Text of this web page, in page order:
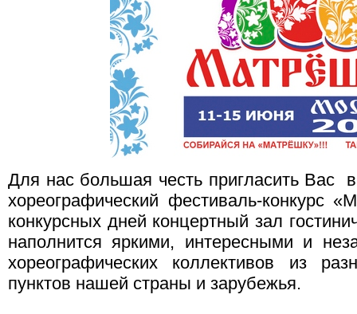
Для нас большая честь пригласить
хореографический фестиваль-конкурс
конкурсных дней концертный зал
наполнится яркими, интересными и
хореографических коллективов из
пунктов нашей страны и зарубежья.